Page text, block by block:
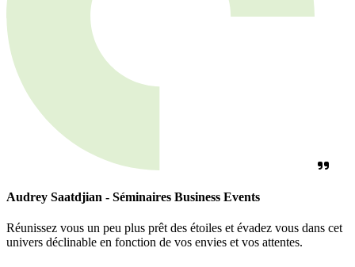
Audrey Saatdjian - Séminaires Business Events
Réunissez vous un peu plus prêt des étoiles et évadez vous dans cet
univers déclinable en fonction de vos envies et vos attentes.